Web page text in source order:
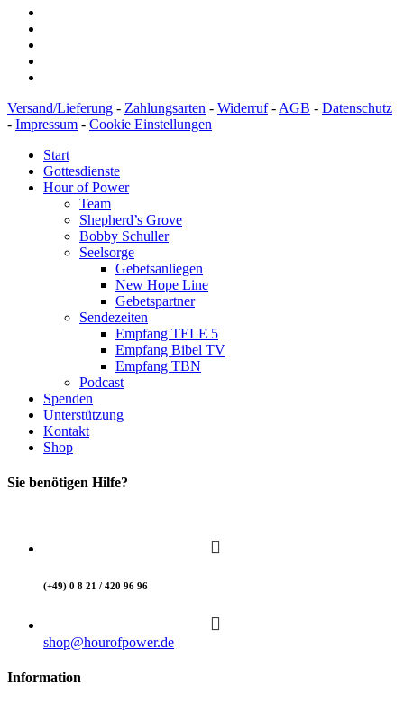
Versand/Lieferung - Zahlungsarten - Widerruf- AGB - Datenschutz
- Impressum - Cookie Einstellungen
Start
Gottesdienste
Hour of Power
Team
Shepherd’s Grove
Bobby Schuller
Seelsorge
Gebetsanliegen
New Hope Line
Gebetspartner
Sendezeiten
Empfang TELE 5
Empfang Bibel TV
Empfang TBN
Podcast
Spenden
Unterstützung
Kontakt
Shop
Sie benötigen Hilfe?
(+49) 0 8 21 / 420 96 96
shop@hourofpower.de
Information